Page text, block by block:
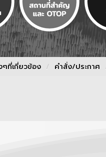
ๆที่เกี่ยวข้อง / คำสั่ง/ประกาศ